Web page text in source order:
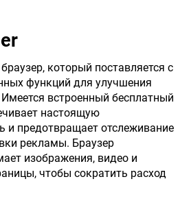
который поставляется с
функций для улучшения
встроенный бесплатный
настоящую
и предотвращает отслеживание
рекламы. Браузер
изображения, видео и
чтобы сократить расход